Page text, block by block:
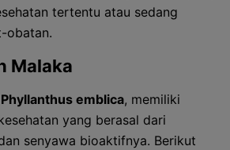
tertentu atau sedang
obatan.
Malaka
Phyllanthus emblica, memiliki
yang berasal dari
senyawa bioaktifnya. Berikut